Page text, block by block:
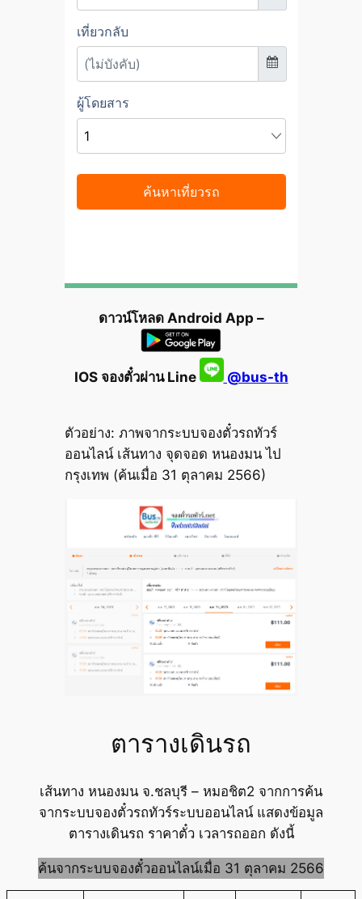
ดาวน์โหลด Android App –
IOS จองตั๋วผ่าน Line @bus-th
ตัวอย่าง: ภาพจากระบบจองตั๋วรถทัวร์
ออนไลน์ เส้นทาง จุดจอด หนองมน ไป
กรุงเทพ (ค้นเมื่อ 31 ตุลาคม 2566)
ตารางเดินรถ
เส้นทาง หนองมน จ.ชลบุรี – หมอชิต2 จากการค้น
จากระบบจองตั๋วรถทัวร์ระบบออนไลน์ แสดงข้อมูล
ตารางเดินรถ ราคาตั๋ว เวลารถออก ดังนี้
ค้นจากระบบจองตั๋วออนไลน์เมื่อ 31 ตุลาคม 2566